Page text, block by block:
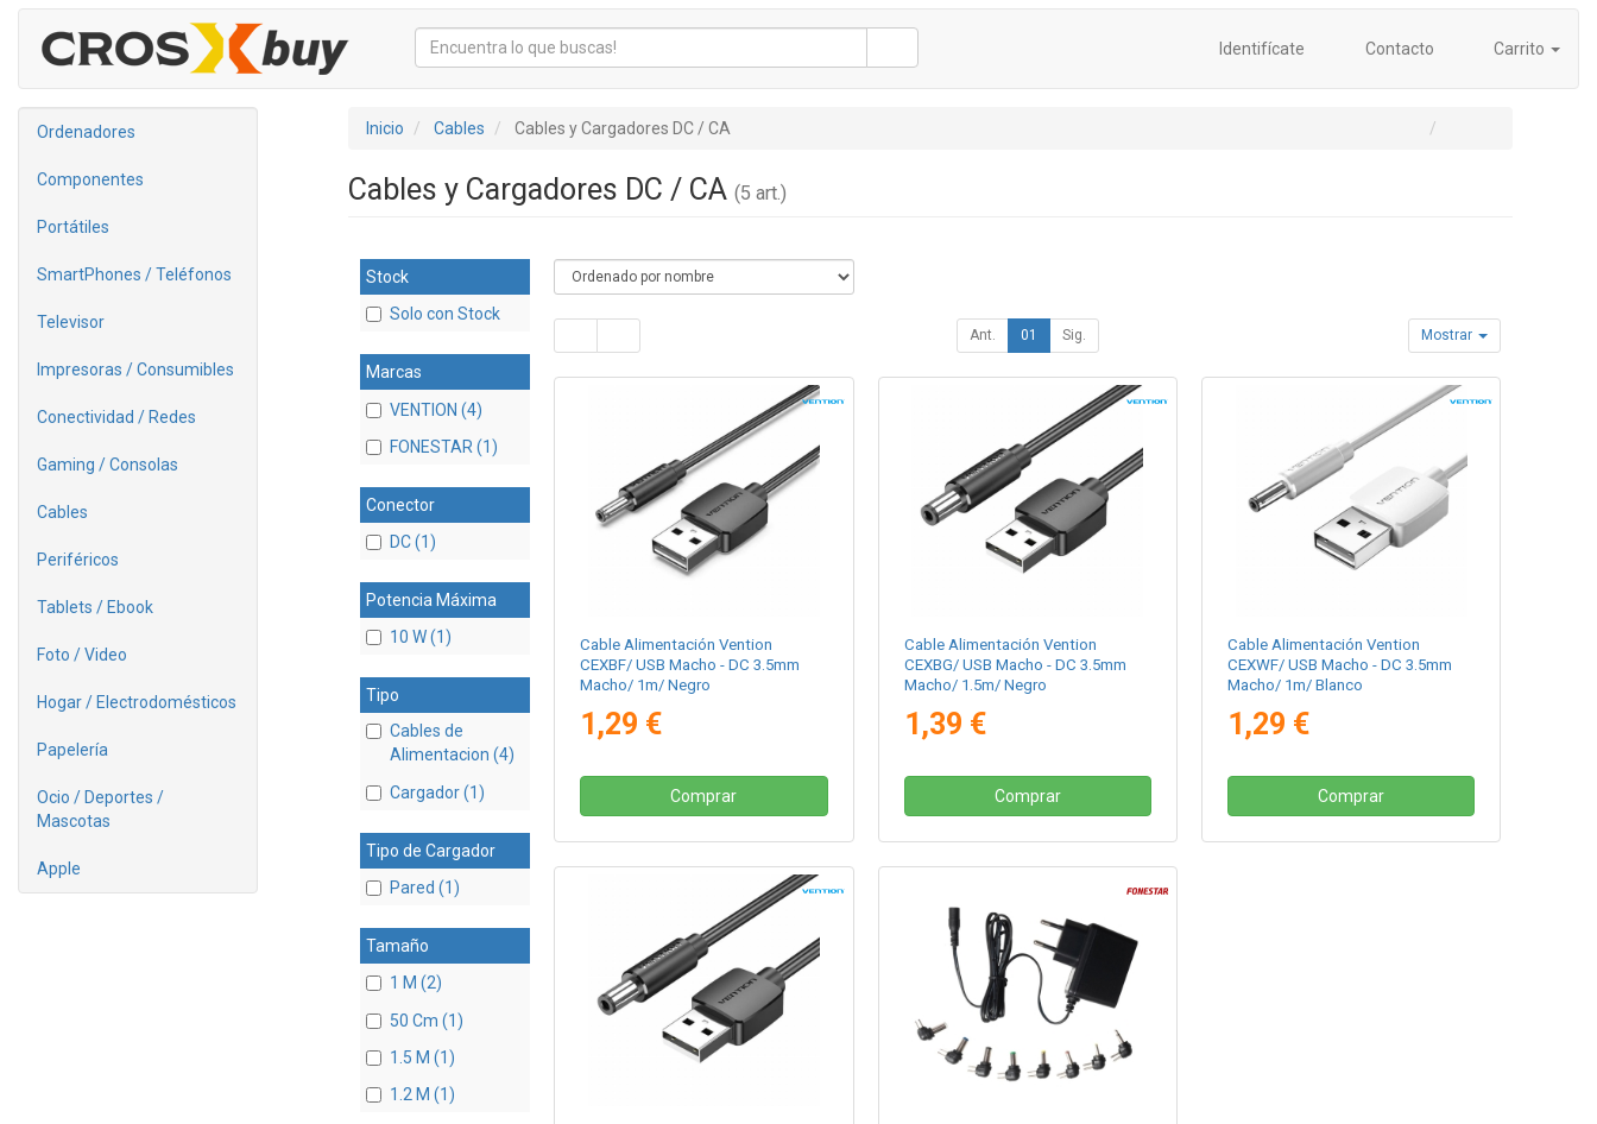
Identifícate Contacto Carrito
Ordenadores
Componentes
Portátiles
SmartPhones / Teléfonos
Televisor
Impresoras / Consumibles
Conectividad / Redes
Gaming / Consolas
Cables
Periféricos
Tablets / Ebook
Foto / Video
Hogar / Electrodomésticos
Papelería
Ocio / Deportes /
Mascotas
Apple
Inicio Cables Cables y Cargadores DC / CA
Cables y Cargadores DC / CA (5 art.)
Stock
Solo con Stock
Marcas
VENTION (4)
FONESTAR (1)
Conector
DC (1)
Potencia Máxima
10 W (1)
Tipo
Cables de
Alimentacion (4)
Cargador (1)
Tipo de Cargador
Pared (1)
Tamaño
1 M (2)
50 Cm (1)
1.5 M (1)
1.2 M (1)
Ant. 01 Sig. Mostrar
Cable Alimentación Vention
CEXBF/ USB Macho - DC 3.5mm
Macho/ 1m/ Negro
1,29 €
Comprar
Cable Alimentación Vention
CEXBG/ USB Macho - DC 3.5mm
Macho/ 1.5m/ Negro
1,39 €
Comprar
Cable Alimentación Vention
CEXWF/ USB Macho - DC 3.5mm
Macho/ 1m/ Blanco
1,29 €
Comprar